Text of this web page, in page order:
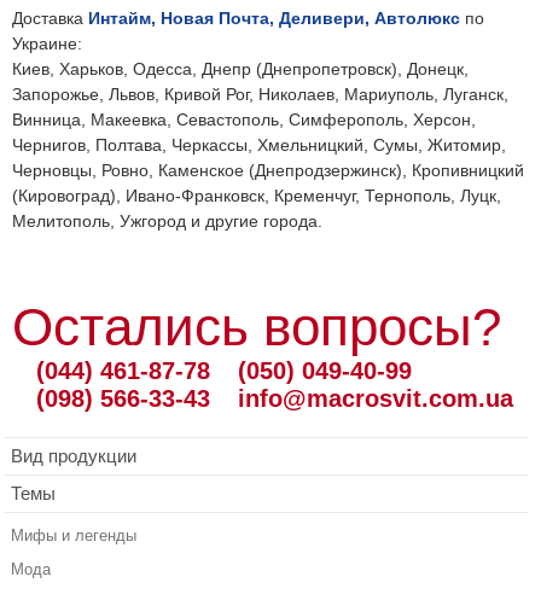
Доставка Интайм, Новая Почта, Деливери, Автолюкс по
Украине:
Киев, Харьков, Одесса, Днепр (Днепропетровск), Донецк,
Запорожье, Львов, Кривой Рог, Николаев, Мариуполь, Луганск,
Винница, Макеевка, Севастополь, Симферополь, Херсон,
Чернигов, Полтава, Черкассы, Хмельницкий, Сумы, Житомир,
Черновцы, Ровно, Каменское (Днепродзержинск), Кропивницкий
(Кировоград), Ивано-Франковск, Кременчуг, Тернополь, Луцк,
Мелитополь, Ужгород и другие города.
Остались вопросы?
(044) 461-87-78
(098) 566-33-43
(050) 049-40-99
info@macrosvit.com.ua
Вид продукции
Темы
Мифы и легенды
Мода